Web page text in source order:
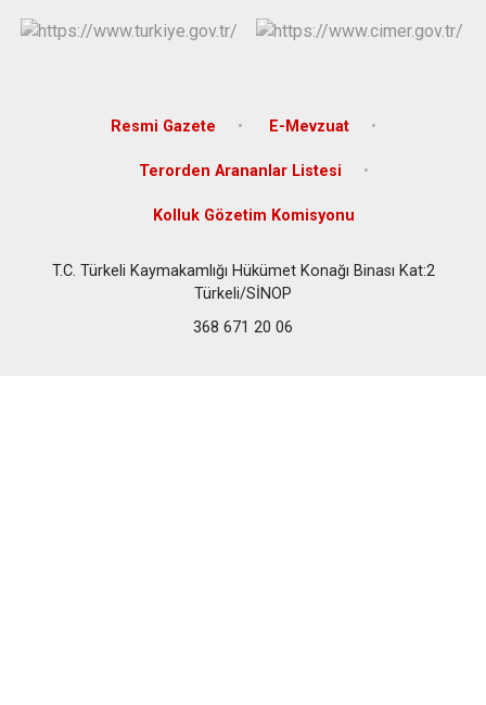
Resmi Gazete E-Mevzuat
Terorden Arananlar Listesi
Kolluk Gözetim Komisyonu
T.C. Türkeli Kaymakamlığı Hükümet Konağı Binası Kat:2
Türkeli/SİNOP
368 671 20 06